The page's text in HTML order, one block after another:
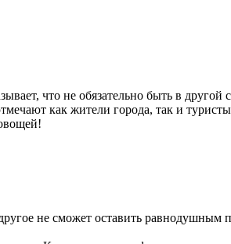
что не обязательно быть в другой
как жители города, так и
не сможет оставить равнодушным